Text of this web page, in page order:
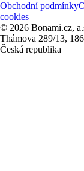
Obchodní podmínky
cookies
© 2026 Bonami.cz,
Thámova 289/13,
Česká republika